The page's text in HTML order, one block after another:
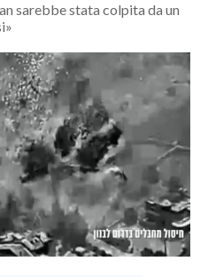
sarebbe stata colpita da un